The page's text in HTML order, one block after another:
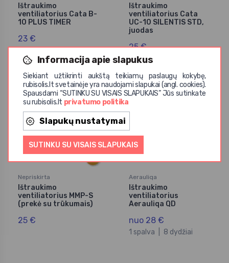
Informacija apie slapukus
Siekiant užtikrinti aukštą teikiamų paslaugų kokybę,
rubisolis.lt svetainėje yra naudojami slapukai (angl. cookies).
Spausdami “SUTINKU SU VISAIS SLAPUKAIS” Jūs sutinkate
su rubisolis.lt privatumo politika
Slapukų nustatymai
SUTINKU SU VISAIS SLAPUKAIS
Ištraukimo
ventiliatorius Cata B-
10 PLUS TIMER
23 €
Ištraukimo
ventiliatorius Cata
UC-10 SILENTIS STD,
juodas
25 €
Prekė su trūkumais
Nepriskirta
Ištraukimo
ventiliatorius MMP-S
(prekė su trūkumais)
25 €
Aerauliqa
Ištraukimo
ventiliatorius
Aerauliqa QD
nuo 28 €
1 spalva 8 dydžiai